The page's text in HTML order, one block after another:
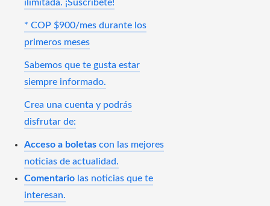
ilimitada. ¡Suscríbete!
* COP $900/mes durante los
primeros meses
Sabemos que te gusta estar
siempre informado.
Crea una cuenta y podrás
disfrutar de:
Acceso a boletas con las mejores
noticias de actualidad.
Comentario las noticias que te
interesan.